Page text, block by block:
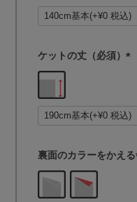
須
)
ケットの丈（必須）
須
)
裏面のカラーをかえる